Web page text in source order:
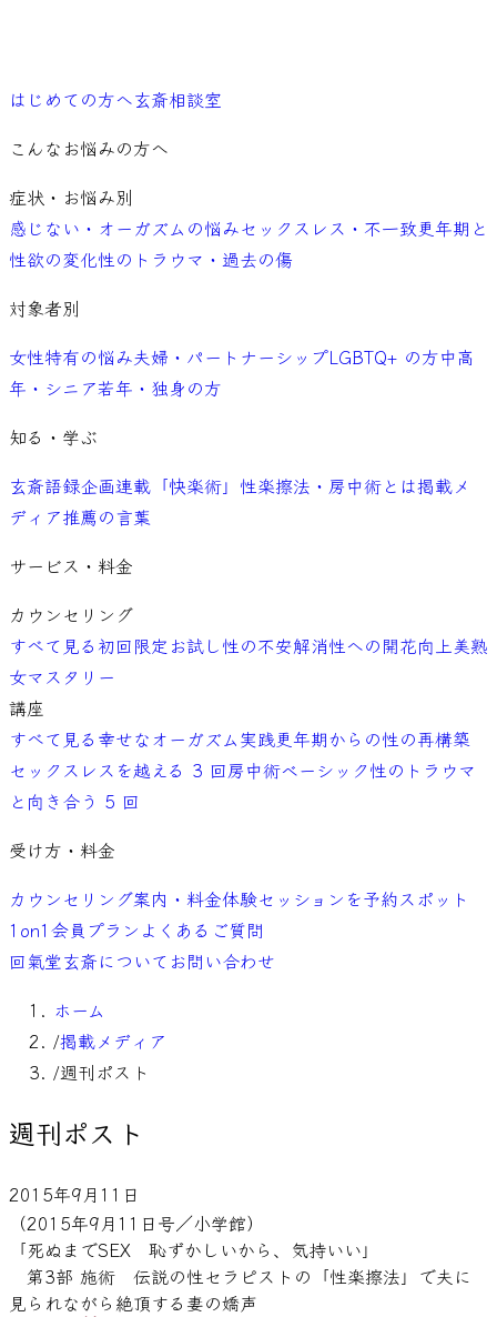
はじめての方へ玄斎相談室
こんなお悩みの方へ
症状・お悩み別
感じない・オーガズムの悩みセックスレス・不一致更年期と
性欲の変化性のトラウマ・過去の傷
対象者別
女性特有の悩み夫婦・パートナーシップLGBTQ+ の方中高
年・シニア若年・独身の方
知る・学ぶ
玄斎語録企画連載「快楽術」 性楽擦法・房中術とは掲載メ
ディア推薦の言葉
サービス・料金
カウンセリング
すべて見る 初回限定お試し性の不安解消性への開花向上美熟
女マスタリー
講座
すべて見る 幸せなオーガズム実践更年期からの性の再構築
セックスレスを越える 3 回房中術ベーシック性のトラウマ
と向き合う 5 回
受け方・料金
カウンセリング案内・料金体験セッションを予約スポット
1on1 会員プラン よくあるご質問
回氣堂玄斎について お問い合わせ
ホーム
/掲載メディア
/週刊ポスト
週刊ポスト
2015年9月11日
（2015年9月11日号／小学館）
「死ぬまでSEX　恥ずかしいから、気持いい」
第3部 施術　伝説の性セラピストの「性楽擦法」で夫に
見られながら絶頂する妻の嬌声